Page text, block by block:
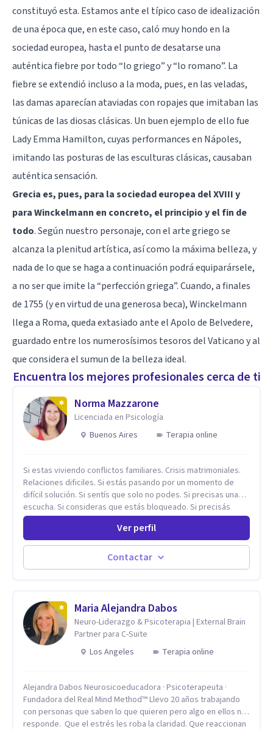
constituyó esta. Estamos ante el típico caso de idealización
de una época que, en este caso, caló muy hondo en la
sociedad europea, hasta el punto de desatarse una
auténtica fiebre por todo “lo griego” y “lo romano”. La
fiebre se extendió incluso a la moda, pues, en las veladas,
las damas aparecían ataviadas con ropajes que imitaban las
túnicas de las diosas clásicas. Un buen ejemplo de ello fue
Lady Emma Hamilton, cuyas performances en Nápoles,
imitando las posturas de las esculturas clásicas, causaban
auténtica sensación.
Grecia es, pues, para la sociedad europea del XVIII y
para Winckelmann en concreto, el principio y el fin de
todo. Según nuestro personaje, con el arte griego se
alcanza la plenitud artística, así como la máxima belleza, y
nada de lo que se haga a continuación podrá equiparársele,
a no ser que imite la “perfección griega”. Cuando, a finales
de 1755 (y en virtud de una generosa beca), Winckelmann
llega a Roma, queda extasiado ante el Apolo de Belvedere,
guardado entre los numerosísimos tesoros del Vaticano y al
que considera el sumun de la belleza ideal.
Encuentra los mejores profesionales cerca de ti
Norma Mazzarone
Licenciada en Psicología
Buenos Aires
Terapia online
Si estas viviendo conflictos familiares. Crisis matrimoniales.
Relaciones dificiles. Si estás pasando por un momento de
difícil solución. Si sentís que solo no podes. Si precisas una
escucha. Si consideras que estás bloqueado. Si precisás
comprensión. Si no logras definir proyectos, objetivos,
sueños, deseos. Si pensás que lo que te pasa no es tan
grave, pero podría ayudar. Si estás en adicciones y tu
intención es hacer algo con lo que te está pasando. No dudes
en comunicarte a fin de comenzar a resolver la situación que
Ver perfil
Contactar
Maria Alejandra Dabos
Neuro-Liderazgo & Psicoterapia | External Brain
Partner para C-Suite
Los Angeles
Terapia online
Alejandra Dabos Neurosicoeducadora · Psicoterapeuta ·
Fundadora del Real Mind Method™ Llevo 20 años trabajando
con personas que saben lo que quieren pero algo en ellos no
responde. Que el estrés les roba la claridad. Que reaccionan